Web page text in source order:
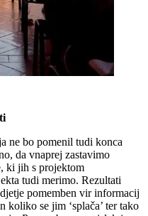
ne bo pomenil tudi konca
da vnaprej zastavimo
ki jih s projektom
tudi merimo. Rezultati
pomemben vir informacij
se jim ‘splača’ ter tako